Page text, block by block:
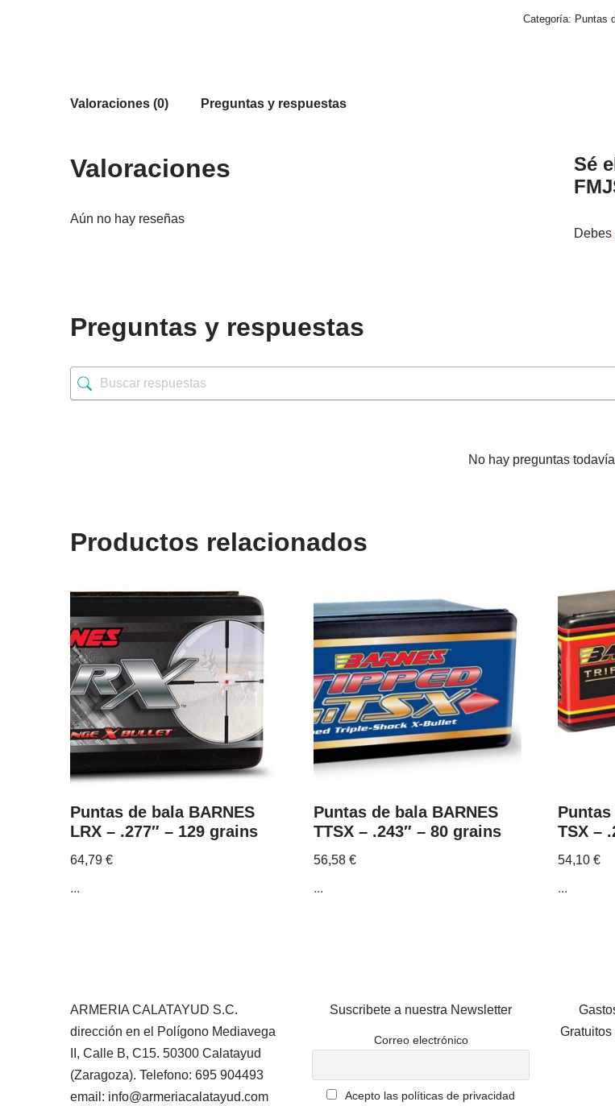
Categoría: Puntas
Valoraciones (0) Preguntas y respuestas
Valoraciones
Aún no hay reseñas
Sé
Debes
Preguntas y respuestas
No hay preguntas todavía
Productos relacionados
Puntas de bala BARNES
LRX – .277″ – 129 grains
64,79 €
...
Puntas de bala BARNES
TTSX – .243″ – 80 grains
56,58€
...
Puntas
TSX –
54,10 €
...
ARMERIA CALATAYUD S.C.
dirección en el Polígono Mediavega
II, Calle B, C15. 50300 Calatayud
(Zaragoza). Telefono: 695 904493
email: info@armeriacalatayud.com
Suscribete a nuestra Newsletter
Correo electrónico
Acepto las políticas de privacidad